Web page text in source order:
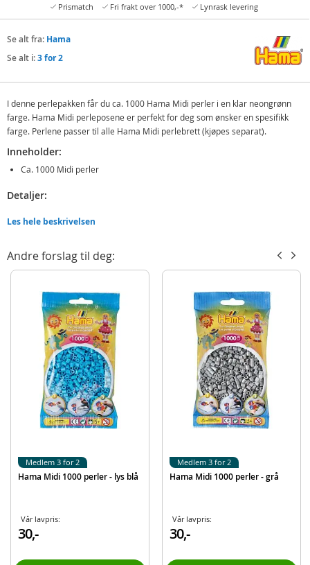
Prismatch Fri frakt over 1000,-* Lynrask levering
Se alt fra: Hama
Se alt i:3 for 2
I denne perlepakken får du ca. 1000 Hama Midi perler i en klar neongrønn
farge. Hama Midi perleposene er perfekt for deg som ønsker en spesifikk
farge. Perlene passer til alle Hama Midi perlebrett (kjøpes separat).
Inneholder:
Ca. 1000 Midi perler
Detaljer:
Produktdetaljer
Les hele beskrivelsen
Andre forslag til deg:
Hama Midi 1000 perler - lys blå
Vår lavpris:
30,-
Medlem 3 for 2
Hama Midi 1000 perler - grå
Vår lavpris:
30,-
Medlem 3 for 2